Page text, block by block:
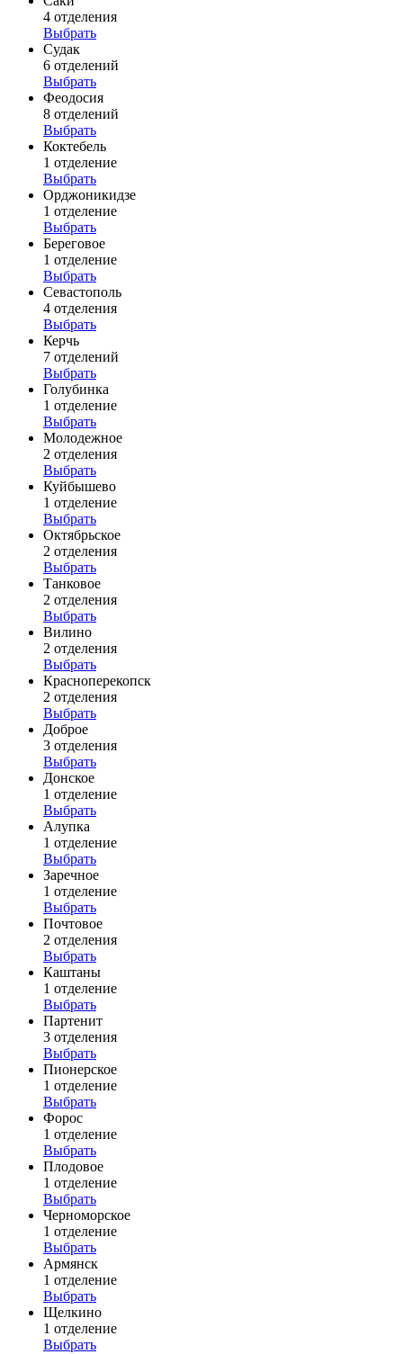
4 отделения
Выбрать
Судак
6 отделений
Выбрать
Феодосия
8 отделений
Выбрать
Коктебель
1 отделение
Выбрать
Орджоникидзе
1 отделение
Выбрать
Береговое
1 отделение
Выбрать
Севастополь
4 отделения
Выбрать
Керчь
7 отделений
Выбрать
Голубинка
1 отделение
Выбрать
Молодежное
2 отделения
Выбрать
Куйбышево
1 отделение
Выбрать
Октябрьское
2 отделения
Выбрать
Танковое
2 отделения
Выбрать
Вилино
2 отделения
Выбрать
Красноперекопск
2 отделения
Выбрать
Доброе
3 отделения
Выбрать
Донское
1 отделение
Выбрать
Алупка
1 отделение
Выбрать
Заречное
1 отделение
Выбрать
Почтовое
2 отделения
Выбрать
Каштаны
1 отделение
Выбрать
Партенит
3 отделения
Выбрать
Пионерское
1 отделение
Выбрать
Форос
1 отделение
Выбрать
Плодовое
1 отделение
Выбрать
Черноморское
1 отделение
Выбрать
Армянск
1 отделение
Выбрать
Щелкино
1 отделение
Выбрать